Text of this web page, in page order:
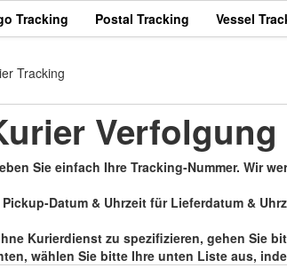
Tracking Postal Tracking Vessel
Tracking
Verfolgung
Sie einfach Ihre Tracking-Nummer. Wir
Datum & Uhrzeit für Lieferdatum &
Kurierdienst zu spezifizieren, gehen Sie
wählen Sie bitte Ihre unten Liste aus,